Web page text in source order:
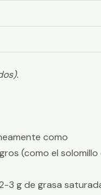
como
(como el solomillo
3 g de grasa